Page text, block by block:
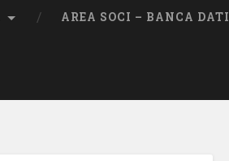
AREA SOCI – BANCA DATI